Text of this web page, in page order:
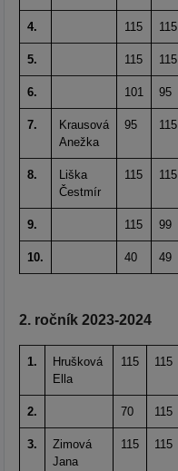
4. 115 115
5. 115 115
6. 101 95
7.
Krausová
Anežka
95 115
8.
Liška
Čestmír
115 115
9. 115 99
10. 40 49
2. ročník 2023-2024
1.
Hrušková
Ella
115 115
2. 70 115
3.
Zimová
Jana
115 115